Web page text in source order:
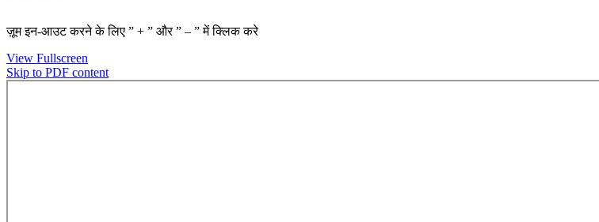
ज़ूम इन-आउट करने के लिए ” + ” और ” – ” में क्लिक करे
View Fullscreen
Skip to PDF content